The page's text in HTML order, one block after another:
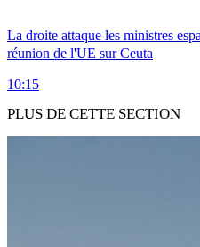
La droite attaque les ministres
réunion de l'UE sur Ceuta
10:15
PLUS DE CETTE SECTION